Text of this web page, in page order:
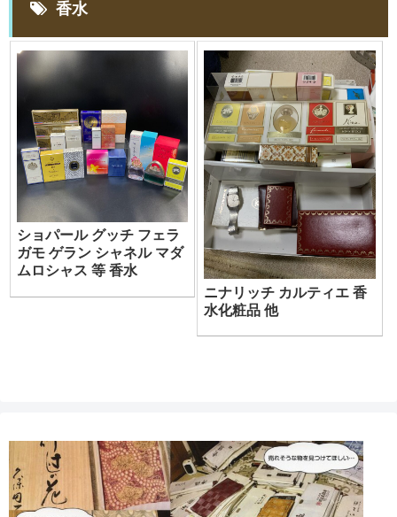
香水
ショパール グッチ フェラ
ガモ ゲラン シャネル マダ
ムロシャス 等 香水
ニナリッチ カルティエ 香
水化粧品 他